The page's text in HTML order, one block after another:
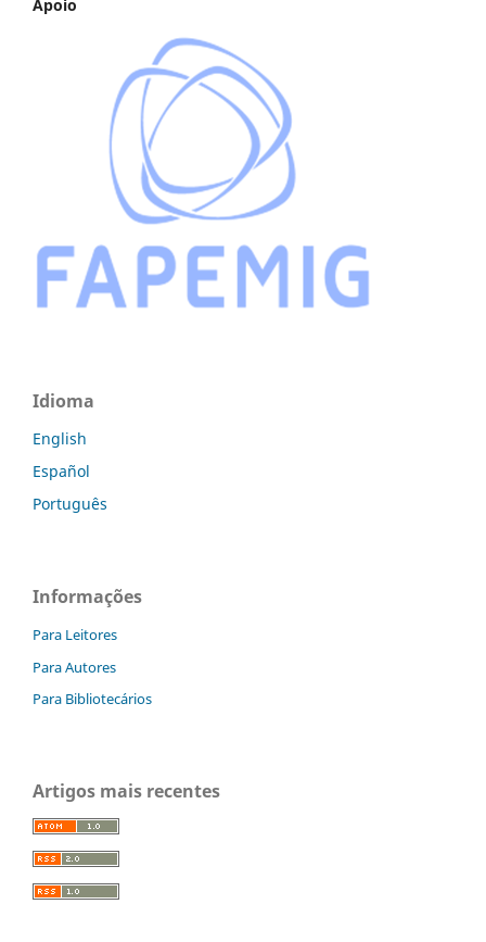
Apoio
Idioma
English
Español
Português
Informações
Para Leitores
Para Autores
Para Bibliotecários
Artigos mais recentes